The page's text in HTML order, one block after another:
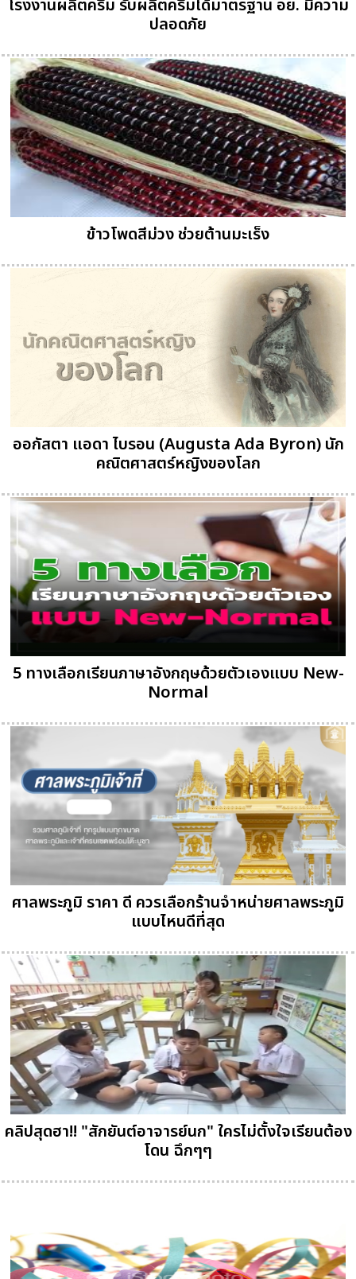
โรงงานผลิตครีม รับผลิตครีมได้มาตรฐาน อย. มีความ
ปลอดภัย
ข้าวโพดสีม่วง ช่วยต้านมะเร็ง
ออกัสตา แอดา ไบรอน (Augusta Ada Byron) นัก
คณิตศาสตร์หญิงของโลก
5 ทางเลือกเรียนภาษาอังกฤษด้วยตัวเองแบบ New-
Normal
ศาลพระภูมิ ราคา ดี ควรเลือกร้านจำหน่ายศาลพระภูมิ
แบบไหนดีที่สุด
คลิปสุดฮา!! "สักยันต์อาจารย์นก" ใครไม่ตั้งใจเรียนต้อง
โดน ฉึกๆๆ